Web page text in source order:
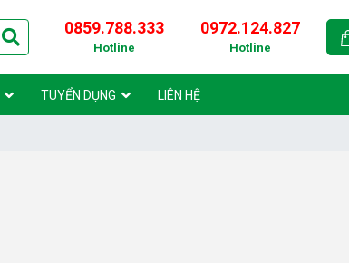
0859.788.333
Hotline
0972.124.827
Hotline
TUYỂN DỤNG LIÊN HỆ